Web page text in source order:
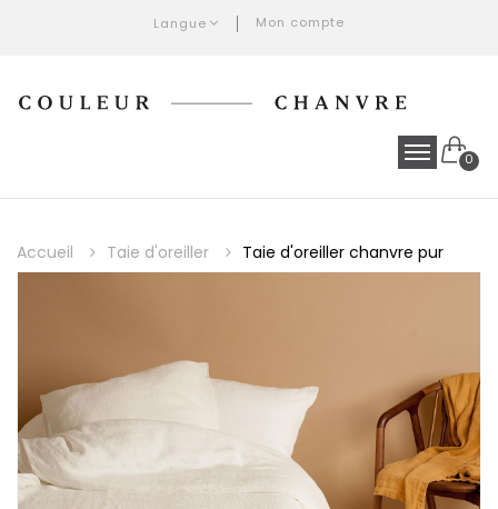
Langue Mon compte
0
Accueil Taie d'oreiller Taie d'oreiller chanvre pur